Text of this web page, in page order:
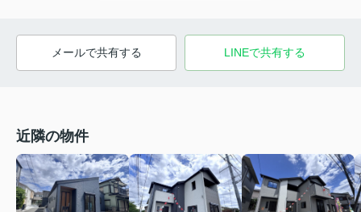
メールで共有する LINEで共有する
近隣の物件